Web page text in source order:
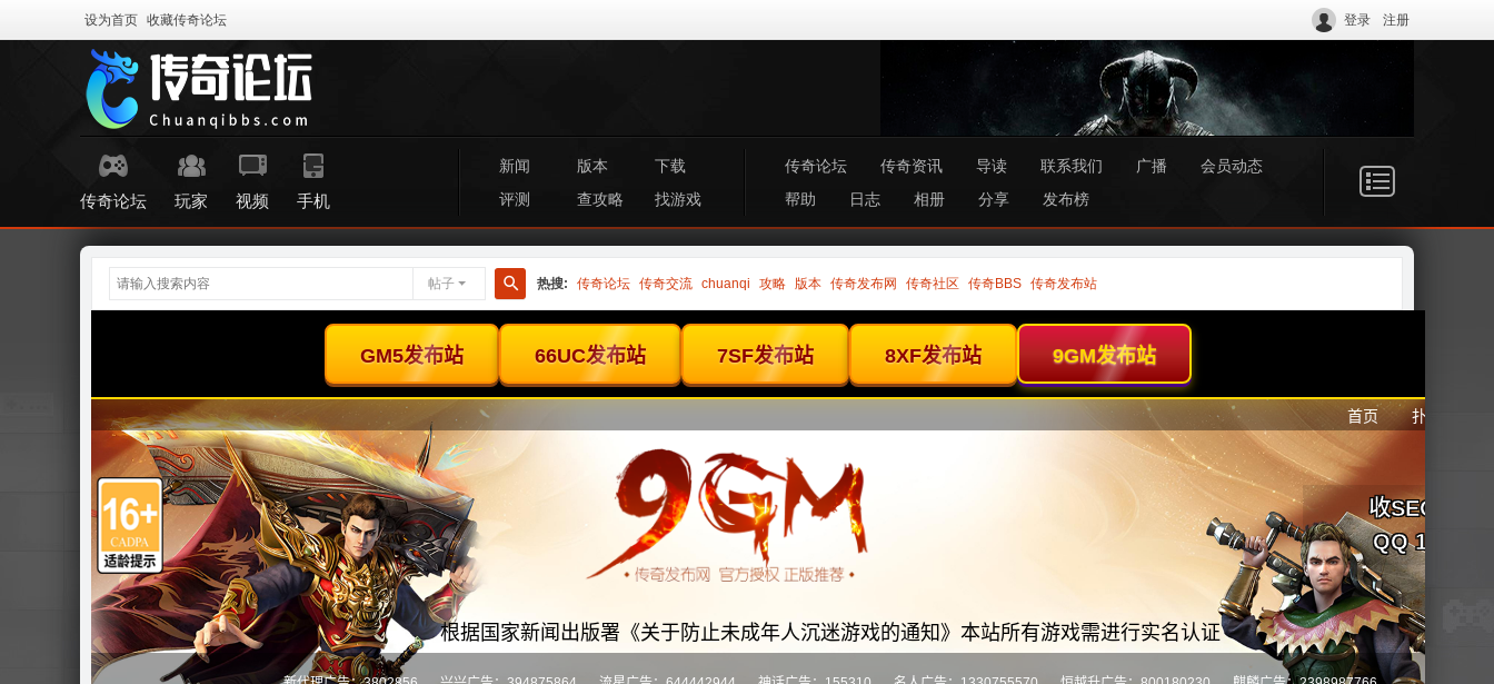
设为首页 收藏传奇论坛 登录 注册
传奇论坛 玩家 视频 手机
新闻 版本
下载
评测
查攻略 找游戏
传奇论坛 传奇资讯 导读 联系我们 广播
会员动态
帮助
日志 相册 分享 发布榜
帖子
搜
热搜: 传奇论坛 传奇交流 chuanqi 攻略 版本 传奇发布网 传奇社区 传奇BBS 传奇发布站